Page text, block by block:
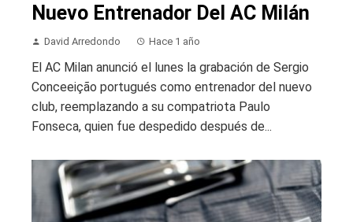
Nuevo Entrenador Del AC Milán
David Arredondo Hace 1 año
El AC Milan anunció el lunes la grabación de Sergio
Conceeição portugués como entrenador del nuevo
club, reemplazando a su compatriota Paulo
Fonseca, quien fue despedido después de...